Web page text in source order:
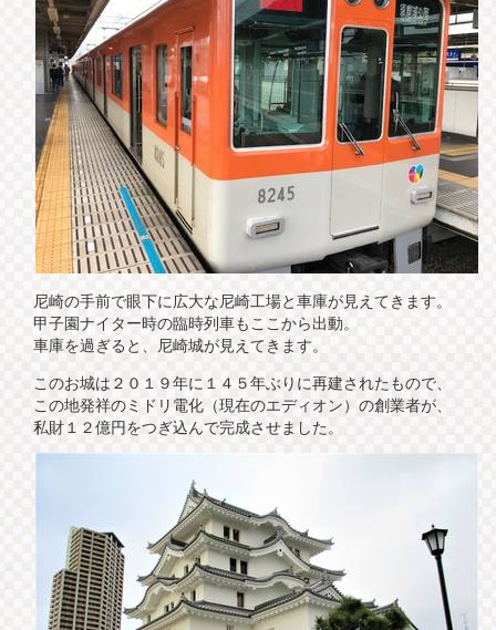
尼崎の手前で眼下に広大な尼崎工場と車庫が見えてきます。
甲子園ナイター時の臨時列車もここから出動。
車庫を過ぎると、尼崎城が見えてきます。
このお城は２０１９年に１４５年ぶりに再建されたもので、
この地発祥のミドリ電化（現在のエディオン）の創業者が、
私財１２億円をつぎ込んで完成させました。